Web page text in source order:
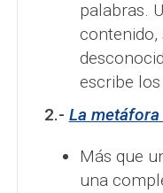
palabras.
contenido,
escribe
2.- La
Más que
una